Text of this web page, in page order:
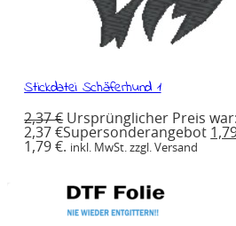
Stickdatei Schäferhund 1
2,37€ Ursprünglicher Preis war:
2,37 €Supersonderangebot
1,79 €. inkl. MwSt. zzgl. Versand